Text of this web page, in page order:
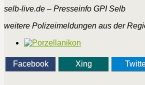
selb-live.de – Presseinfo GPI Selb
weitere Polizeimeldungen aus der
Facebook Xing